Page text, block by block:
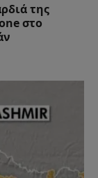
της
στο